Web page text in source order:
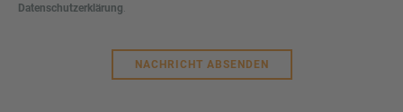
Datenschutzerklärung
NACHRICHT ABSENDEN